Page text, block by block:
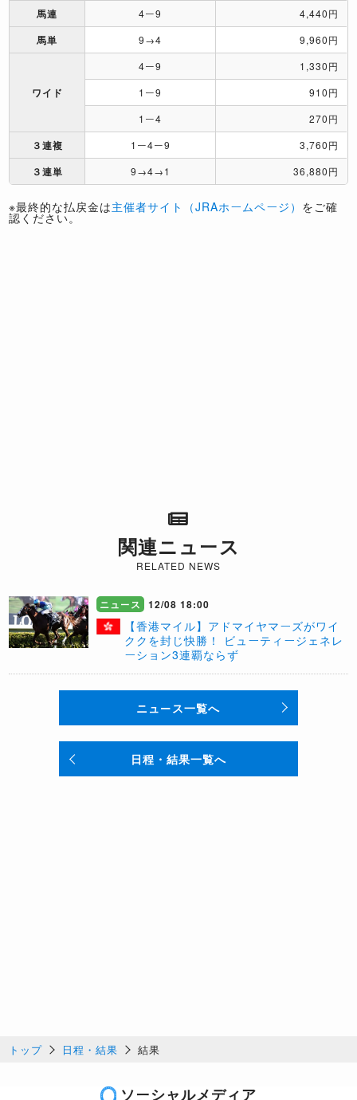
馬連 4ー9 4,440円
馬単 9→4 9,960円
ワイド
4ー9
1,330円
1ー9
910円
1ー4
270円
３連複 1ー4ー9 3,760円
３連単 9→4→1 36,880円
※最終的な払戻金は主催者サイト（JRAホームページ） をご確
認ください。
関連ニュース
RELATED NEWS
ニュース 12/08 18:00
【香港マイル】アドマイヤマーズがワイ
ククを封じ快勝！ ビューティージェネレ
ーション3連覇ならず
ニュース一覧へ
日程・結果一覧へ
トップ 日程・結果 結果
ソーシャルメディア